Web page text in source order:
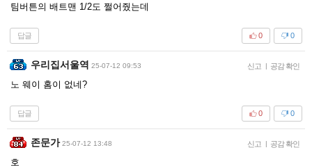
팀버튼의 배트맨 1/2도 쩔어줬는데
답글 0
0
우리집서울역 25-07-12 09:53 신고 | 공감 확인
노 웨이 홈이 없네?
답글 0
0
존문가 25-07-12 13:48 신고 | 공감 확인
호